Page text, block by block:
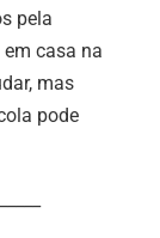
pela
casa na
mas
pode